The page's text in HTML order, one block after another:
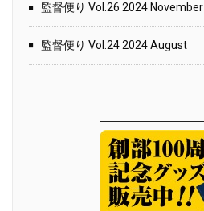
監督便り Vol.26 2024 November
監督便り Vol.24 2024 August